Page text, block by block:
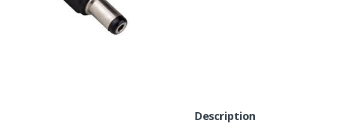
Description